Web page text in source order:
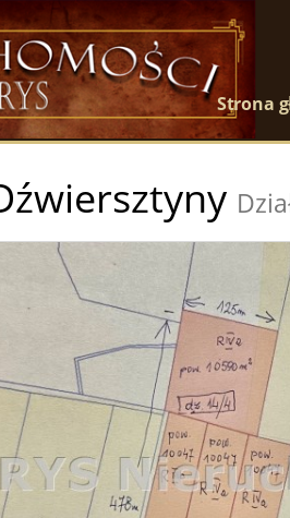
Strona